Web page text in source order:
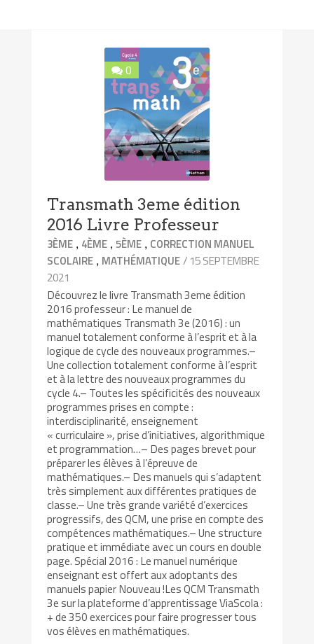
0
Transmath 3eme édition
2016 Livre Professeur
3ÈME , 4ÈME ,5ÈME , CORRECTION MANUEL
SCOLAIRE , MATHÉMATIQUE/ 15 SEPTEMBRE
2021
Découvrez le livre Transmath 3eme édition
2016 professeur : Le manuel de
mathématiques Transmath 3e (2016) : un
manuel totalement conforme à l’esprit et à la
logique de cycle des nouveaux programmes.–
Une collection totalement conforme à l’esprit
et à la lettre des nouveaux programmes du
cycle 4.– Toutes les spécificités des nouveaux
programmes prises en compte :
interdisciplinarité, enseignement
« curriculaire », prise d’initiatives, algorithmique
et programmation…– Des pages brevet pour
préparer les élèves à l’épreuve de
mathématiques.– Des manuels qui s’adaptent
très simplement aux différentes pratiques de
classe.– Une très grande variété d’exercices
progressifs, des QCM, une prise en compte des
compétences mathématiques.– Une structure
pratique et immédiate avec un cours en double
page. Spécial 2016 : Le manuel numérique
enseignant est offert aux adoptants des
manuels papier Nouveau !Les QCM Transmath
3e sur la plateforme d’apprentissage ViaScola :
+ de 350 exercices pour faire progresser tous
vos élèves en mathématiques.